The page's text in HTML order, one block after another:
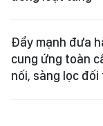
Đẩy mạnh đưa
cung ứng toàn
nối, sàng lọc đối